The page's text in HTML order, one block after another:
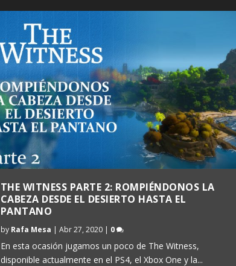
THE WITNESS PARTE 2: ROMPIÉNDONOS LA
CABEZA DESDE EL DESIERTO HASTA EL
PANTANO
by Rafa Mesa | Abr 27, 2020| 0
En esta ocasión jugamos un poco de The Witness,
disponible actualmente en el PS4, el Xbox One y la...